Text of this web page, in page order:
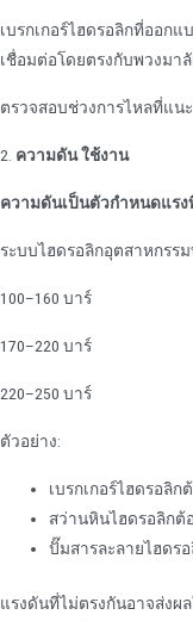
เบรกเกอร์ไฮดรอลิกที่ออก
เชื่อมต่อโดยตรงกับพวงมา
ตรวจสอบช่วงการไหลที่แน
2. ความดัน ใช้งาน
ความดันเป็นตัวกําหนดแรง
ระบบไฮดรอลิกอุตสาหกรร
100–160 บาร์
170–220 บาร์
220–250 บาร์
ตัวอย่าง:
เบรกเกอร์ไฮดรอลิก
สว่านหินไฮดรอลิกต้
ปั๊มสารละลายไฮดร
แรงดันที่ไม่ตรงกันอาจส่งผ